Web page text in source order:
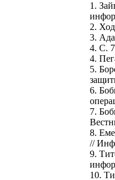
1.
2.
3.
4. С.
4.
5.
6.
7.
8.
//
9.
10.